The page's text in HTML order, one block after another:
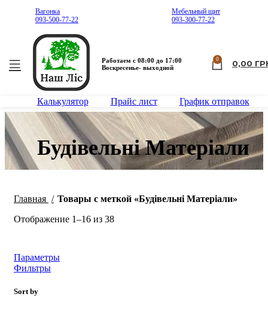
Вагонка
093-500-77-22
Мебельный щит
093-300-77-22
Работаем с 08:00 до 17:00
Воскресенье- выходной
0 0,00
Калькулятор Прайс лист График отправок
Будівельні Матеріали
Главная
Товары с меткой «Будівельні Матеріали»
Отображение 1–16 из 38
Параметры
Фильтры
Sort by